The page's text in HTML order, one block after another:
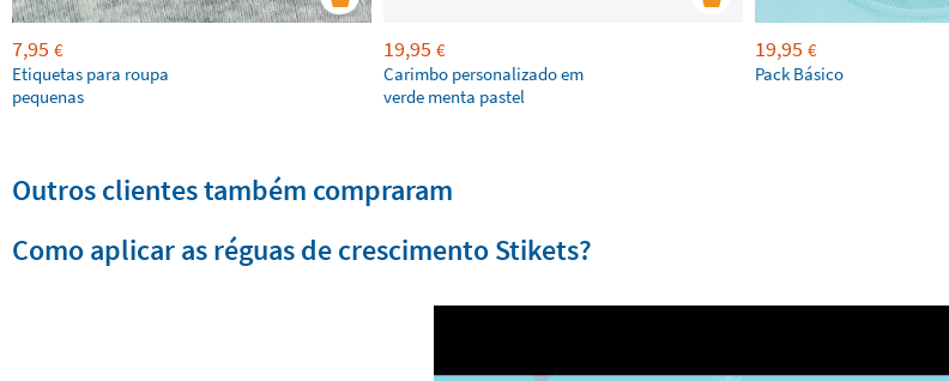
7,95 €
Etiquetas para roupa
pequenas
19,95 €
Carimbo personalizado em
verde menta pastel
19,95 €
Pack Básico
Outros clientes também compraram
Como aplicar as réguas de crescimento Stikets?